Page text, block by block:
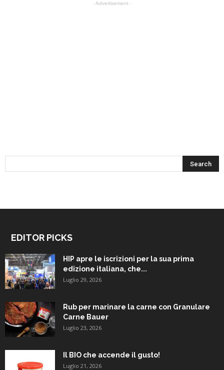
- Advertisement -
EDITOR PICKS
HIP apre le iscrizioni per la sua prima
edizione italiana, che...
Luglio 29, 2026
Rub per marinare la carne con Granulare
Carne Bauer
Luglio 23, 2026
Il BIO che accende il gusto!
Luglio 21, 2026